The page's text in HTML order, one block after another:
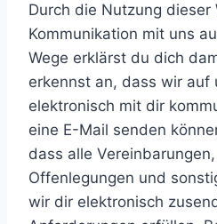
Durch die Nutzung dieser
Kommunikation mit uns
Wege erklärst du dich
erkennst an, dass wir auf
elektronisch mit dir
eine E-Mail senden
dass alle
Offenlegungen und
wir dir elektronisch